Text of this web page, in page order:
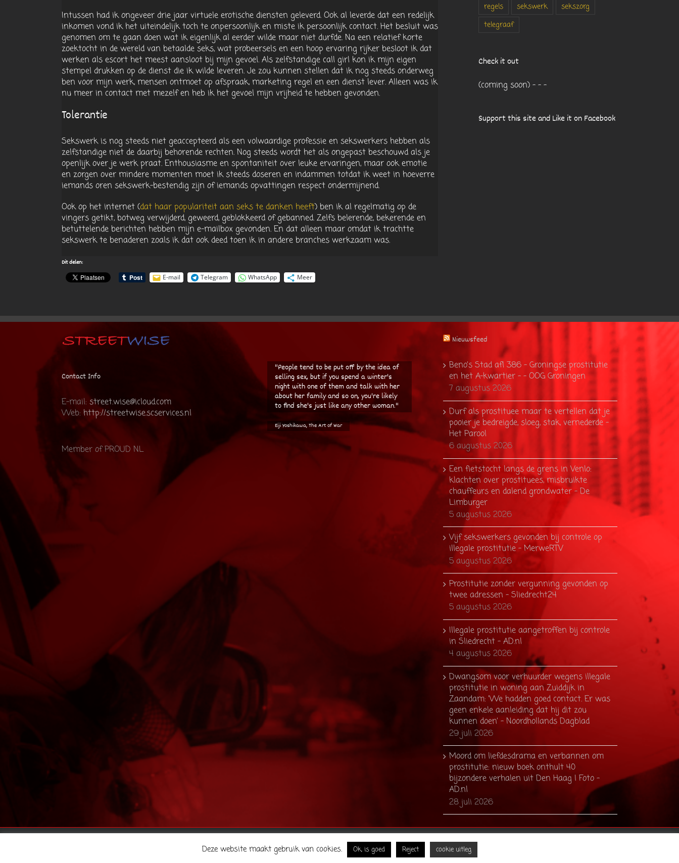
Intussen had ik ongeveer drie jaar virtuele erotische diensten geleverd. Ook al leverde dat een redelijk
inkomen vond ik het uiteindelijk toch te onpersoonlijk en miste ik persoonlijk contact. Het besluit was
genomen om te gaan doen wat ik eigenlijk al eerder wilde maar niet durfde. Na een relatief korte
zoektocht in de wereld van betaalde seks, wat probeersels en een hoop ervaring rijker besloot ik dat
werken als escort het meest aansloot bij mijn gevoel. Als zelfstandige call girl kon ik mijn eigen
stempel drukken op de dienst die ik wilde leveren. Je zou kunnen stellen dat ik nog steeds onderweg
ben voor mijn werk, mensen ontmoet op afspraak, marketing regel en een dienst lever. Alleen was ik
nu meer in contact met mezelf en heb ik het gevoel mijn vrijheid te hebben gevonden.
Tolerantie
Sekswerk is nog steeds niet geaccepteerd als een volwaardige professie en sekswerkers hebben als
zelfstandige niet de daarbij behorende rechten. Nog steeds wordt het als ongepast beschouwd als je
openlijk over je werk praat. Enthousiasme en spontaniteit over leuke ervaringen, maar ook emotie
en zorgen over mindere momenten moet ik steeds doseren en indammen totdat ik weet in hoeverre
iemands oren sekswerk-bestendig zijn of iemands opvattingen respect ondermijnend.
Ook op het internet (dat haar populariteit aan seks te danken heeft) ben ik al regelmatig op de
vingers getikt, botweg verwijderd, geweerd, geblokkeerd of gebanned. Zelfs belerende, bekerende en
betuttelende berichten hebben mijn e-mailbox gevonden. En dat alleen maar omdat ik trachtte
sekswerk te benaderen zoals ik dat ook deed toen ik in andere branches werkzaam was.
Dit delen:
E-mail
Telegram WhatsApp Meer
regels
sekswerk
sekszorg
telegraaf
Check it out
(coming soon) - - -
Support this site and Like it on Facebook
Contact Info
E-mail: street.wise@icloud.com
Web: http://streetwise.scservices.nl
Member of PROUD NL
"People tend to be put off by the idea of
selling sex, but if you spend a winter's
night with one of them and talk with her
about her family and so on, you're likely
to find she's just like any other woman."
Eiji Yoshikawa, The Art of War
Nieuwsfeed
Beno’s Stad afl 386 – Groningse prostitutie
en het A-kwartier – - OOG Groningen
7 augustus 2026
Durf als prostituee maar te vertellen dat je
pooier je bedreigde, sloeg, stak, vernederde -
Het Parool
6 augustus 2026
Een fietstocht langs de grens in Venlo:
klachten over prostituees, misbruikte
chauffeurs en dalend grondwater - De
Limburger
5 augustus 2026
Vijf sekswerkers gevonden bij controle op
illegale prostitutie - MerweRTV
5 augustus 2026
Prostitutie zonder vergunning gevonden op
twee adressen - Sliedrecht24
5 augustus 2026
Illegale prostitutie aangetroffen bij controle
in Sliedrecht - AD.nl
4 augustus 2026
Dwangsom voor verhuurder wegens illegale
prostitutie in woning aan Zuiddijk in
Zaandam: ’We hadden goed contact. Er was
geen enkele aanleiding dat hij dit zou
kunnen doen’ - Noordhollands Dagblad
29 juli 2026
Moord om liefdesdrama en verbannen om
prostitutie: nieuw boek onthult 40
bijzondere verhalen uit Den Haag | Foto -
AD.nl
28 juli 2026
Privacy beleid | All Rights ReservedDeze website maakt gebruik van cookies. Ok, is goed Reject cookie uitleg